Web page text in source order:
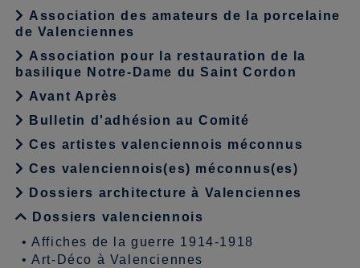
Association des amateurs de la porcelaine
de Valenciennes
Association pour la restauration de la
basilique Notre-Dame du Saint Cordon
Avant Après
Bulletin d'adhésion au Comité
Ces artistes valenciennois méconnus
Ces valenciennois(es) méconnus(es)
Dossiers architecture à Valenciennes
Dossiers valenciennois
•Affiches de la guerre 1914-1918
•Art-Déco à Valenciennes